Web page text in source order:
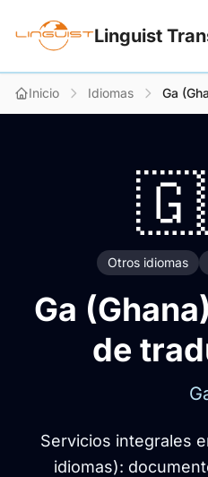
Linguist
Inicio Idiomas Ga
Otros idiomas
Ga
de
Servicios integrales
idiomas):